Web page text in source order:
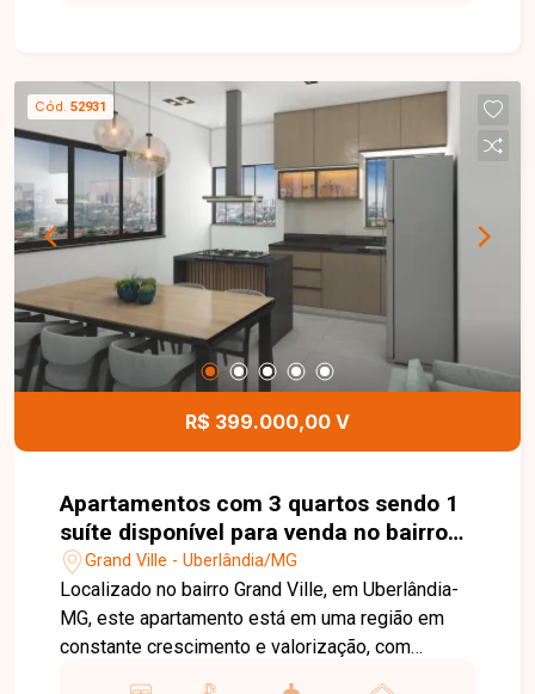
01 suíte, banheiro social, lavanderia
independente, sacada e 01 vaga de garagem
descoberta. Os ambientes são bem planejados,
oferecendo excelente iluminação e ventilação
natural. O condomínio conta ainda com elevador,
garantindo mais comodidade e acessibilidade
aos moradores. Esta é uma excelente
oportunidade para quem busca um apartamento
moderno, funcional e bem localizado no bairro
São Jorge. Agende uma visita e venha conhecer
todos os detalhes deste imóvel.
Cód. 52931
R$ 399.000,00 V
Apartamentos com 3 quartos sendo 1
suíte disponível para venda no bairro
Grand Ville em Uberlândia-MG
Grand Ville - Uberlândia/MG
Localizado no bairro Grand Ville, em Uberlândia-
MG, este apartamento está em uma região em
constante crescimento e valorização, com